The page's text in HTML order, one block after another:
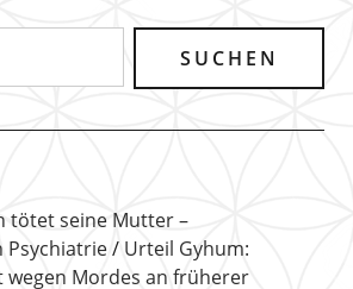
tötet seine Mutter –
Urteil Gyhum:
wegen Mordes an früherer